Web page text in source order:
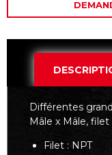
Différentes
Mâle x Mâle, filet
Filet : NPT